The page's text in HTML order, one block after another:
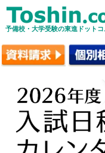
予備校・大学受験の東進ドットコ